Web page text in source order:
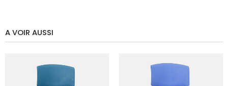
A VOIR AUSSI